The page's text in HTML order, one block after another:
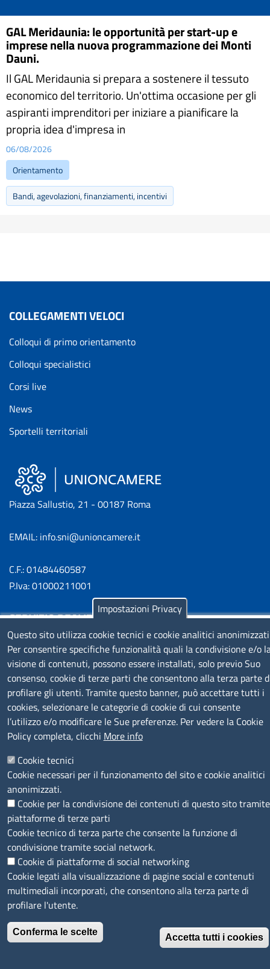
GAL Meridaunia: le opportunità per start-up e
imprese nella nuova programmazione dei Monti
Dauni.
Il GAL Meridaunia si prepara a sostenere il tessuto
economico del territorio. Un'ottima occasione per gli
aspiranti imprenditori per iniziare a pianificare la
propria idea d'impresa in
06/08/2026
Orientamento
Bandi, agevolazioni, finanziamenti, incentivi
COLLEGAMENTI VELOCI
Colloqui di primo orientamento
Colloqui specialistici
Corsi live
News
Sportelli territoriali
Piazza Sallustio, 21 - 00187 Roma
EMAIL: info.sni@unioncamere.it
C.F.: 01484460587
P.Iva: 01000211001
SERVIZIO REALIZZATO DA
SEGUICI SU
MENÙ PRIVACY
Note legali
© 2023 SNI Servizio Nuove Imprese
Impostazioni Privacy
Questo sito utilizza cookie tecnici e cookie analitici
Per consentire specifiche funzionalità quali la condivisione e/o
visione di contenuti, possono essere installati, solo previo Suo
consenso, cookie di terze parti che consentono alla terza parte
profilare gli utenti. Tramite questo banner, può accettare tutti i
cookies, selezionare le categorie di cookie di cui consente
l’utilizzo e/o modificare le Sue preferenze. Per vedere la Cookie
Policy completa, clicchi More info
Cookie tecnici
Cookie necessari per il funzionamento del sito e cookie analitici
anonimizzati.
Cookie per la condivisione dei contenuti di questo sito tramite
piattaforme di terze parti
Cookie tecnico di terza parte che consente la funzione di
condivisione tramite social network.
Cookie di piattaforme di social networking
Cookie legati alla visualizzazione di pagine social e contenuti
multimediali incorporati, che consentono alla terza parte di
profilare l'utente.
Conferma le scelte
Accetta tutti i cookies